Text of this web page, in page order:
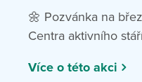
🌼 Pozvánka na
Centra aktivního
Více o této akci